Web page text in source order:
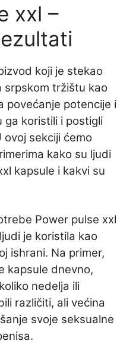
xxl –
koji je stekao
srpskom tržištu kao
povećanje potencije i
ga koristili i postigli
sekciji ćemo
kako su ljudi
kapsule i kakvi su
Power pulse xxl
je koristila kao
ishrani. Na primer,
kapsule dnevno,
nedelja ili
različiti, ali većina
svoje seksualne